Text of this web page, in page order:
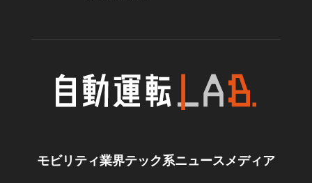
モビリティ業界テック系ニュースメディア